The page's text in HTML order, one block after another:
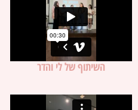
השיתוף של לי והדר